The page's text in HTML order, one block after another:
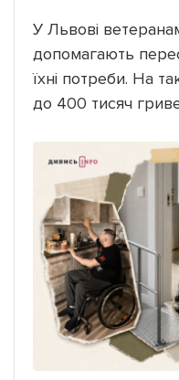
У Львові
допомагають
їхні потреби. На
до 400 тисяч